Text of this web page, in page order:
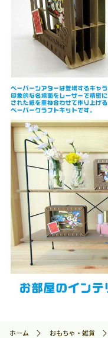
ホーム おもちゃ・雑貨